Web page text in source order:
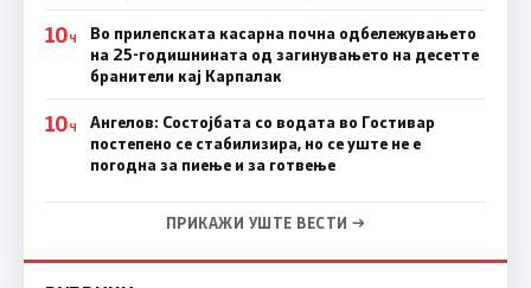
10Ч
Во прилепската касарна почна одбележувањето
на 25-годишнината од загинувањето на десетте
бранители кај Карпалак
10Ч
Ангелов: Состојбата со водата во Гостивар
постепено се стабилизира, но се уште не е
погодна за пиење и за готвење
ПРИКАЖИ УШТЕ ВЕСТИ →